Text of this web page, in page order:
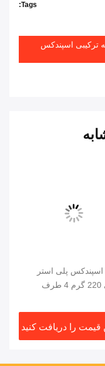
Tags:
4 طرفه,پارچه ترکیبی اسپندکس
اسپندکس پلی استر
بافتنی 220 گرم 4 طرف
قیمت را دریافت کنید